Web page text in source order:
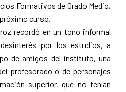
Formativos de Grado Medio,
curso.
recordó en un tono informal
por los estudios, a
de amigos del instituto, una
profesorado o de personajes
superior, que no tenían